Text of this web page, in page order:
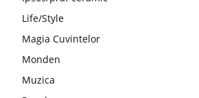
Life/Style
Magia Cuvintelor
Monden
Muzica